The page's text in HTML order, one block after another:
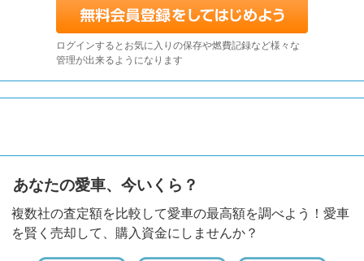
ログインするとお気に入りの保存や燃費記録など様々な
管理が出来るようになります
あなたの愛車、今いくら？
複数社の査定額を比較して愛車の最高額を調べよう！愛車
を賢く売却して、購入資金にしませんか？